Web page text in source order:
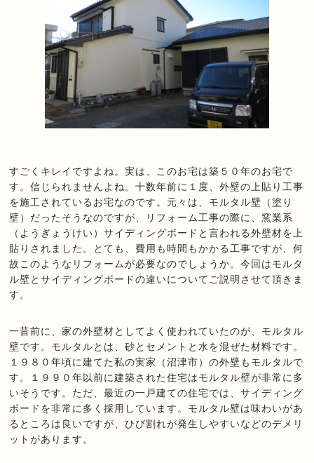
すごくキレイですよね。実は、このお宅は築５０年のお宅で
す。信じられませんよね。十数年前に１度、外壁の上貼り工事
を施工されているお宅なのです。元々は、モルタル壁（塗り
壁）だったそうなのですが、リフォーム工事の際に、窯業系
（ようぎょうけい）サイディングボードと言われる外壁材を上
貼りされました。とても、費用も時間もかかる工事ですが、何
故このようなリフォームが必要なのでしょうか。今回はモルタ
ル壁とサイディングボードの違いについてご説明させて頂きま
す。
一昔前に、家の外壁材としてよく使われていたのが、モルタル
壁です。モルタルとは、砂とセメントと水を混ぜた材料です。
１９８０年頃に建てた私の実家（沼津市）の外壁もモルタルで
す。１９９０年以前に建築された住宅はモルタル壁が非常に多
いそうです。ただ、最近の一戸建ての住宅では、サイディング
ボードを非常に多く採用しています。モルタル壁は味わいがあ
るところは良いですが、ひび割れが発生しやすいなどのデメリ
ットがあります。